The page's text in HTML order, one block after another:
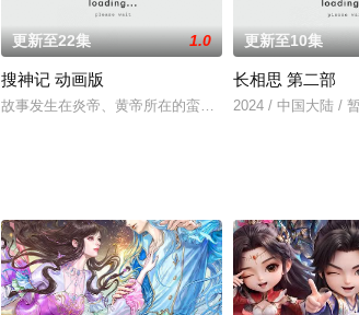
更新至22集 1.0
搜神记 动画版
故事发生在炎帝、黄帝所在的蛮荒时代。正值群雄逐鹿
更新至10集
长相思 第二部
2024 / 中国大陆 /